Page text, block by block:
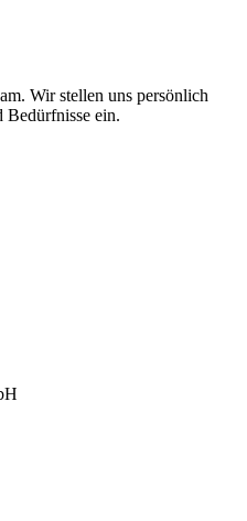
Wir stellen uns persönlich
Bedürfnisse ein.